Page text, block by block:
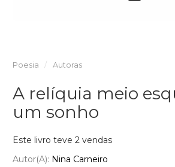
Poesia Autoras
A relíquia meio
um sonho
Este livro teve 2 vendas
Autor(a): Nina Carneiro